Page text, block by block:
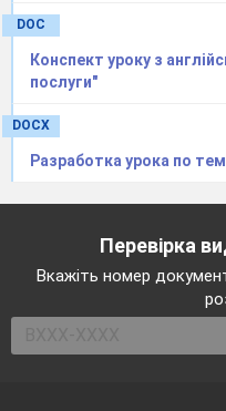
DOC
Конспект уроку з
послуги"
DOCX
Разработка урока по
Перевірка
Вкажіть номер